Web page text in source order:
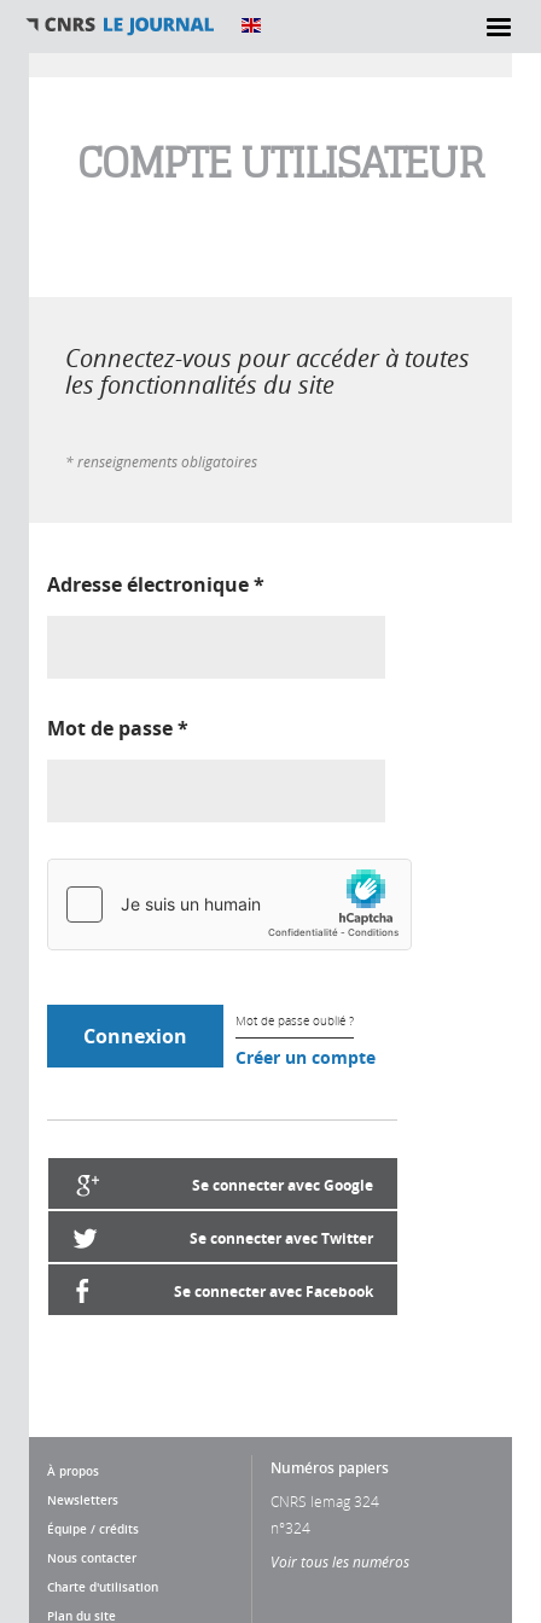
COMPTE UTILISATEUR
Connectez-vous pour accéder à toutes
les fonctionnalités du site
* renseignements obligatoires
Adresse électronique*
Mot de passe*
Mot de passe oublié ?
Créer un compte
Se connecter avec Google
Se connecter avec Twitter
Se connecter avec Facebook
À propos
Newsletters
Équipe / crédits
Nous contacter
Charte d'utilisation
Plan du site
Numéros papiers
CNRS lemag 324
n°324
Voir tous les numéros